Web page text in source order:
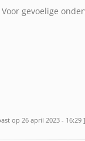
Voor gevoelige
op 26 april 2023 - 16:29 ]